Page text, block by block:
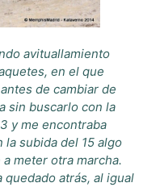
avituallamiento
en el que
de cambiar de
sin buscarlo con la
y me encontraba
la subida del 15 algo
meter otra marcha.
atrás, al igual